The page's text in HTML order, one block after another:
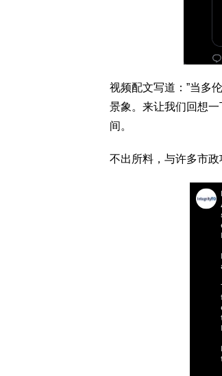
视频配文写道：”当多
景象。来让我们回想
间。
不出所料，与许多市